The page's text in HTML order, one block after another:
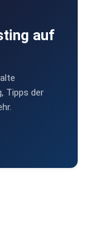
auf
Tipps der